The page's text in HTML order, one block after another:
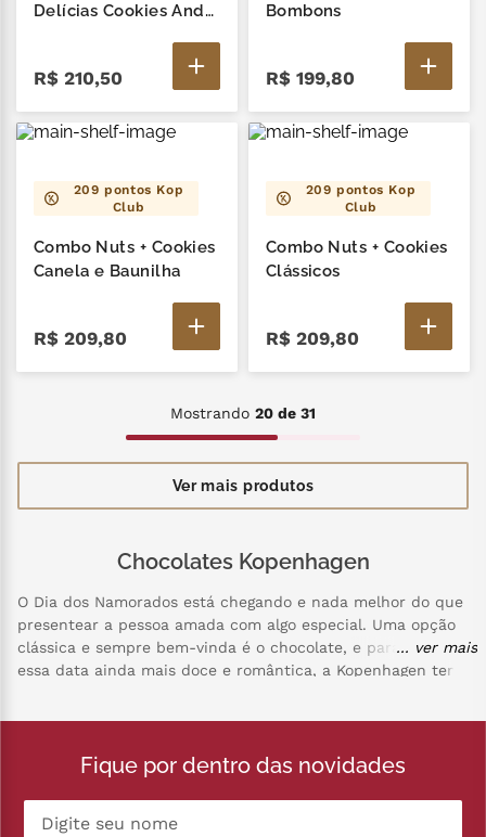
Delícias Cookies And
R$ 210,50
Bombons
R$ 199,80
209 pontos Kop
Club
Combo Nuts + Cookies
Canela e Baunilha
R$ 209,80
209 pontos Kop
Club
Combo Nuts + Cookies
Clássicos
R$ 209,80
Mostrando 20 de 31
Chocolates Kopenhagen
O Dia dos Namorados está chegando e nada melhor do que
presentear a pessoa amada com algo especial. Uma opção
clássica e sempre bem-vinda é o chocolate, e para tornar
essa data ainda mais doce e romântica, a Kopenhagen tem
Os chocolates da Kopenhagen são reconhecidos pela
variedade de sabores e texturas, há opções para agradar a
mais suaves e doces. Os produtos da Kopenhagen são
... ver mais
Fique por dentro das novidades